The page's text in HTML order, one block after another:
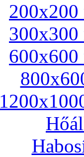
200x200
300x300
600x600